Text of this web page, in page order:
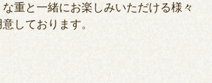
重と一緒にお楽しみいただける様々
しております。